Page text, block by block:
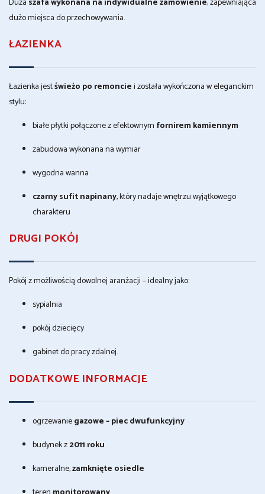
dużo miejsca do przechowywania.
ŁAZIENKA
Łazienka jestświeżo po remonciei została wykończona w eleganckim
stylu:
białe płytki połączone z efektownym fornirem kamiennym
zabudowa wykonana na wymiar
wygodna wanna
czarny sufit napinany, który nadaje wnętrzu wyjątkowego
charakteru
DRUGI POKÓJ
Pokój z możliwością dowolnej aranżacji – idealny jako:
sypialnia
pokój dziecięcy
gabinet do pracy zdalnej.
DODATKOWE INFORMACJE
ogrzewaniegazowe – piec dwufunkcyjny
budynek z2011 roku
kameralne,zamknięte osiedle